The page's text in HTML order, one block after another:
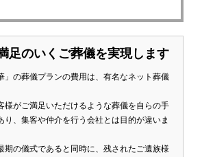
足のいくご葬儀を実現します
」の葬儀プランの費用は、有名なネット葬儀
様がご満足いただけるような葬儀を自らの手
り、集客や仲介を行う会社とは目的が違いま
期の儀式であると同時に、残されたご遺族様